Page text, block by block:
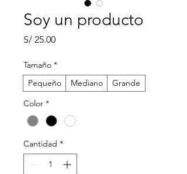
Soy un producto
S/ 25.00Precio
Tamaño *
Pequeño
Mediano
Grande
Color *
Cantidad *